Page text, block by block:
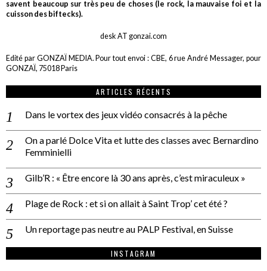
savent beaucoup sur très peu de choses (le rock, la mauvaise foi et la
cuisson des biftecks).
desk AT gonzai.com
Edité par GONZAÏ MEDIA. Pour tout envoi : CBE, 6 rue André Messager, pour
GONZAÏ, 75018 Paris
ARTICLES RÉCENTS
Dans le vortex des jeux vidéo consacrés à la pêche
On a parlé Dolce Vita et lutte des classes avec Bernardino
Femminielli
Gilb’R : « Être encore là 30 ans après, c’est miraculeux »
Plage de Rock : et si on allait à Saint Trop’ cet été ?
Un reportage pas neutre au PALP Festival, en Suisse
INSTAGRAM